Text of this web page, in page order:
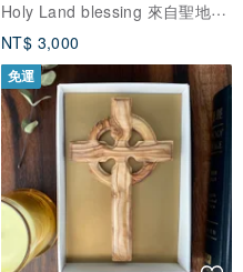
Holy Land blessing 來自聖地的祝福
NT$ 3,000
免運